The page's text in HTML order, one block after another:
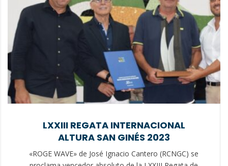
LXXIII REGATA INTERNACIONAL
ALTURA SAN GINÉS 2023
«ROGE WAVE» de José Ignacio Cantero (RCNGC) se